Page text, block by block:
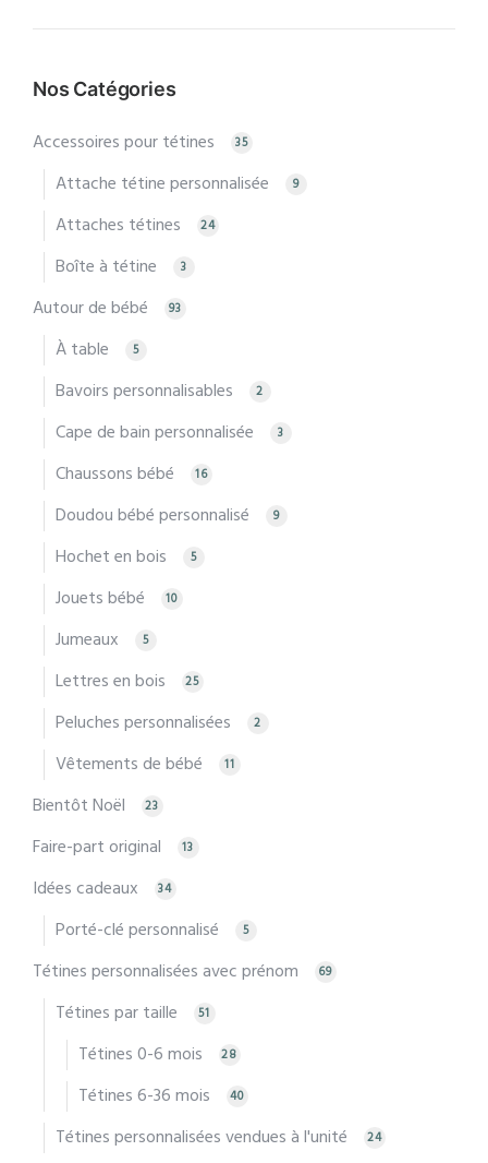
min
max
Nos Catégories
Accessoires pour tétines 35
Attache tétine personnalisée 9
Attaches tétines 24
Boîte à tétine 3
Autour de bébé 93
À table 5
Bavoirs personnalisables 2
Cape de bain personnalisée 3
Chaussons bébé 16
Doudou bébé personnalisé 9
Hochet en bois 5
Jouets bébé 10
Jumeaux 5
Lettres en bois 25
Peluches personnalisées 2
Vêtements de bébé 11
Bientôt Noël 23
Faire-part original 13
Idées cadeaux 34
Porté-clé personnalisé 5
Tétines personnalisées avec prénom 69
Tétines par taille 51
Tétines 0-6 mois 28
Tétines 6-36 mois 40
Tétines personnalisées vendues à l'unité 24